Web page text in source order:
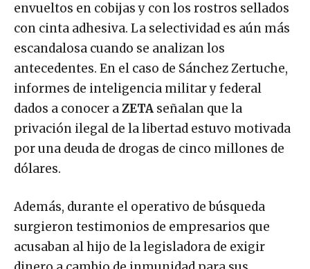
envueltos en cobijas y con los rostros sellados
con cinta adhesiva. La selectividad es aún más
escandalosa cuando se analizan los
antecedentes. En el caso de Sánchez Zertuche,
informes de inteligencia militar y federal
dados a conocer aZETA señalan que la
privación ilegal de la libertad estuvo motivada
por una deuda de drogas de cinco millones de
dólares.
Además, durante el operativo de búsqueda
surgieron testimonios de empresarios que
acusaban al hijo de la legisladora de exigir